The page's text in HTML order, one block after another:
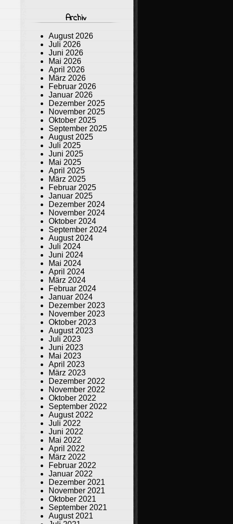
Archiv
August 2026
Juli 2026
Juni 2026
Mai 2026
April 2026
März 2026
Februar 2026
Januar 2026
Dezember 2025
November 2025
Oktober 2025
September 2025
August 2025
Juli 2025
Juni 2025
Mai 2025
April 2025
März 2025
Februar 2025
Januar 2025
Dezember 2024
November 2024
Oktober 2024
September 2024
August 2024
Juli 2024
Juni 2024
Mai 2024
April 2024
März 2024
Februar 2024
Januar 2024
Dezember 2023
November 2023
Oktober 2023
August 2023
Juli 2023
Juni 2023
Mai 2023
April 2023
März 2023
Dezember 2022
November 2022
Oktober 2022
September 2022
August 2022
Juli 2022
Juni 2022
Mai 2022
April 2022
März 2022
Februar 2022
Januar 2022
Dezember 2021
November 2021
Oktober 2021
September 2021
August 2021